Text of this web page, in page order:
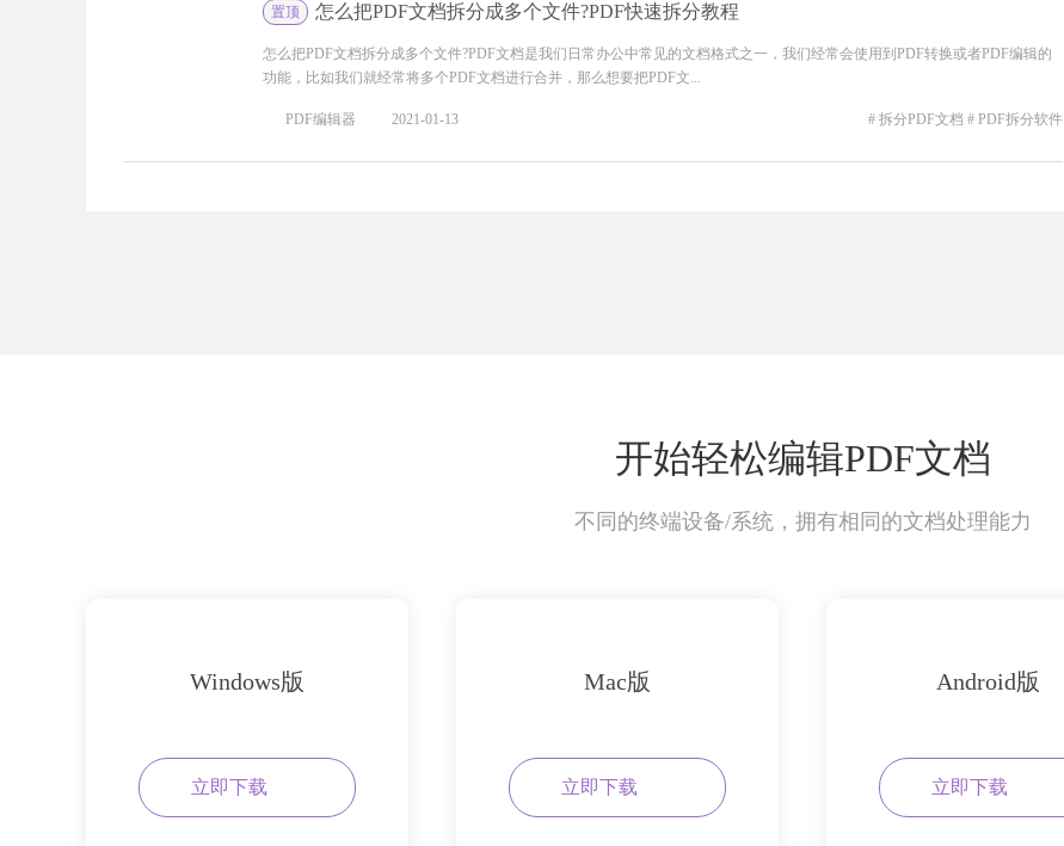
置顶 怎么把PDF文档拆分成多个文件?PDF快速拆分教程
怎么把PDF文档拆分成多个文件?PDF文档是我们日常办公中常见的文档格式之一，我们经常会使用到PDF转换或者PDF编辑的
功能，比如我们就经常将多个PDF文档进行合并，那么想要把PDF文...
PDF编辑器 2021-01-13 # 拆分PDF文档 # PDF拆分软件
开始轻松编辑PDF文档
不同的终端设备/系统，拥有相同的文档处理能力
Windows版
立即下载
Mac版
立即下载
Android版
立即下载